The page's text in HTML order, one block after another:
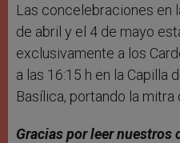
Las concelebraciones en
de abril y el 4 de mayo
exclusivamente a los
a las 16:15 h en la Capilla
Basílica, portando la mitra
Gracias por leer nuestros